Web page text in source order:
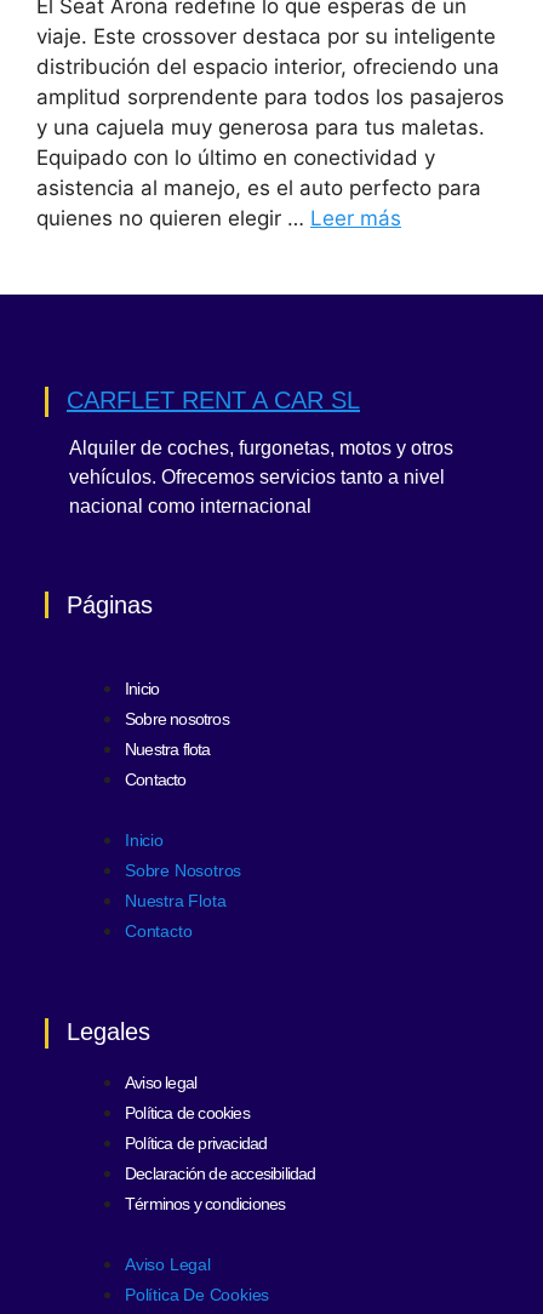
El Seat Arona redefine lo que esperas de un
viaje. Este crossover destaca por su inteligente
distribución del espacio interior, ofreciendo una
amplitud sorprendente para todos los pasajeros
y una cajuela muy generosa para tus maletas.
Equipado con lo último en conectividad y
asistencia al manejo, es el auto perfecto para
quienes no quieren elegir … Leer más
CARFLET RENT A CAR SL
Alquiler de coches, furgonetas, motos y otros
vehículos. Ofrecemos servicios tanto a nivel
nacional como internacional
Páginas
Inicio
Sobre nosotros
Nuestra flota
Contacto
Inicio
Sobre Nosotros
Nuestra Flota
Contacto
Legales
Aviso legal
Política de cookies
Política de privacidad
Declaración de accesibilidad
Términos y condiciones
Aviso Legal
Política De Cookies